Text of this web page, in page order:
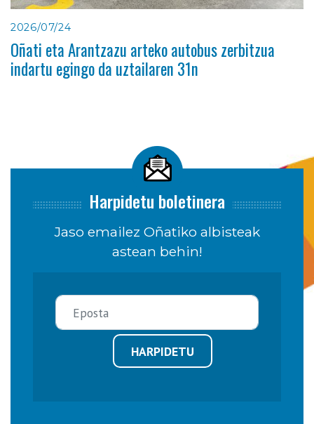
2026/07/24
Oñati eta Arantzazu arteko autobus zerbitzua
indartu egingo da uztailaren 31n
Harpidetu boletinera
Jaso emailez Oñatiko albisteak
astean behin!
HARPIDETU